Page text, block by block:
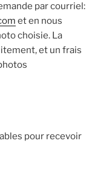
par courriel:
et en nous
choisie. La
et un frais
pour recevoir